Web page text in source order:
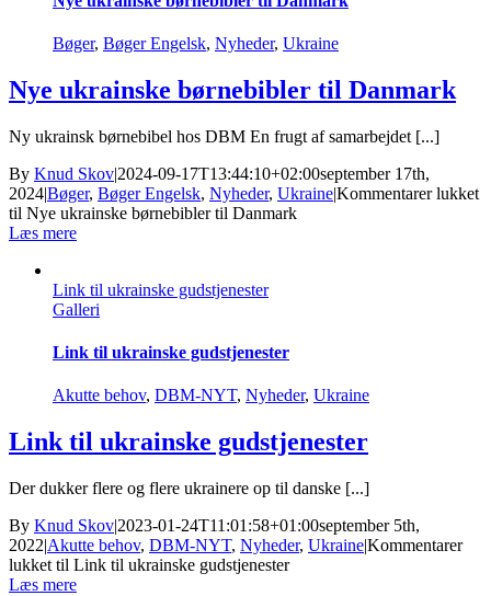
Bøger, Bøger Engelsk, Nyheder, Ukraine
Nye ukrainske børnebibler til Danmark
Ny ukrainsk børnebibel hos DBM En frugt af samarbejdet [...]
By Knud Skov|2024-09-17T13:44:10+02:00september 17th,
2024|Bøger, Bøger Engelsk, Nyheder, Ukraine|Kommentarer lukket
til Nye ukrainske børnebibler til Danmark
Læs mere
Link til ukrainske gudstjenester
Galleri
Link til ukrainske gudstjenester
Akutte behov, DBM-NYT, Nyheder, Ukraine
Link til ukrainske gudstjenester
Der dukker flere og flere ukrainere op til danske [...]
By Knud Skov|2023-01-24T11:01:58+01:00september 5th,
2022|Akutte behov, DBM-NYT, Nyheder, Ukraine|Kommentarer
lukket til Link til ukrainske gudstjenester
Læs mere